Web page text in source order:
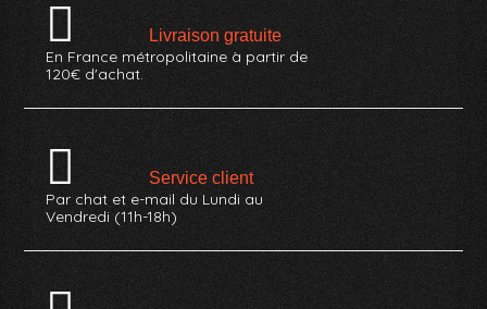
Livraison gratuite
En France métropolitaine à partir de
120€ d'achat.
Service client
Par chat et e-mail du Lundi au
Vendredi (11h-18h)